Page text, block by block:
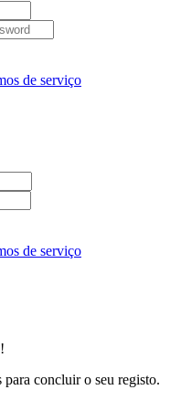
de serviço
de serviço
concluir o seu registo.